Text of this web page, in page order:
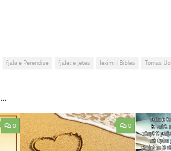
fjala e Perendise fjalet e jetes leximi i Bibles Tomas
0 0